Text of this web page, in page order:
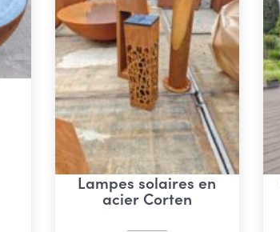
Lampes solaires en
acier Corten